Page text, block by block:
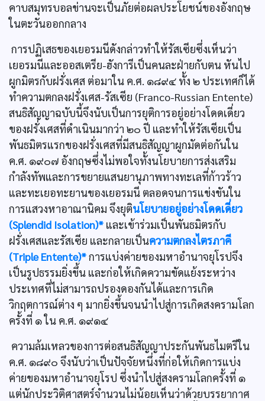
คาบสมุทรบอลข่านจะเป็นภัยต่อผลประโยชน์ของอังกฤษ
ในตะวันออกกลาง
การปฏิเสธของเยอรมนีดังกล่าวทำให้รัสเซียซึ่งเห็นว่า
เยอรมนีและออสเตรีย-ฮังการีเป็นคนละฝ่ายกับตน หันไป
ผูกมิตรกับฝรั่งเศส ต่อมาใน ค.ศ. ๑๘๙๔ ทั้ง ๒ ประเทศก็ได้
ทำความตกลงฝรั่งเศส-รัสเซีย (Franco-Russian Entente)
สนธิสัญญาฉบับนี้จึงนับเป็นการยุติการอยู่อย่างโดดเดี่ยว
ของฝรั่งเศสที่ดำเนินมากว่า ๒๐ ปี และทำให้รัสเซียเป็น
พันธมิตรแรกของฝรั่งเศสที่มีสนธิสัญญาผูกมัดต่อกันใน
ค.ศ. ๑๙๐๗ อังกฤษซึ่งไม่พอใจทั้งนโยบายการส่งเสริม
กำลังทัพและการขยายแสนยานุภาพทางทะเลที่ก้าวร้าว
และทะเยอทะยานของเยอรมนี ตลอดจนการแข่งขันใน
การแสวงหาอาณานิคม จึงยุตินโยบายอยู่อย่างโดดเดี่ยว
(Splendid Isolation)* และเข้าร่วมเป็นพันธมิตรกับ
ฝรั่งเศสและรัสเซีย และกลายเป็นความตกลงไตรภาคี
(Triple Entente)*การแบ่งค่ายของมหาอำนาจยุโรปจึง
เป็นรูปธรรมยิ่งขึ้น และก่อให้เกิดความขัดแย้งระหว่าง
ประเทศที่ไม่สามารถปรองดองกันได้และการเกิด
วิกฤตการณ์ต่าง ๆ มากยิ่งขึ้นจนนำไปสู่การเกิดสงครามโลก
ครั้งที่ ๑ ใน ค.ศ. ๑๙๑๔
ความล้มเหลวของการต่อสนธิสัญญาประกันพันธไมตรีใน
ค.ศ. ๑๘๙๐ จึงนับว่าเป็นปัจจัยหนึ่งที่ก่อให้เกิดการแบ่ง
ค่ายของมหาอำนาจยุโรป ซึ่งนำไปสู่สงครามโลกครั้งที่ ๑
แต่นักประวิติศาสตร์จำนวนไม่น้อยเห็นว่าด้วยบรรยากาศ